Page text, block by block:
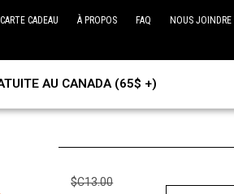
CARTE CADEAU À PROPOS FAQ NOUS JOINDRE
AU CANADA (65$ +)
$C13.00